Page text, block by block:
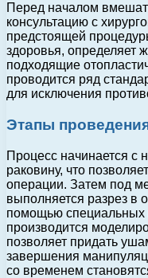
Перед началом
консультацию с
предстоящей
здоровья, определяет
подходящие
проводится ряд
для исключения
Этапы
Процесс начинается с
раковину, что
операции. Затем под
выполняется разрез в
помощью специальных
производится
позволяет придать
завершения
со временем